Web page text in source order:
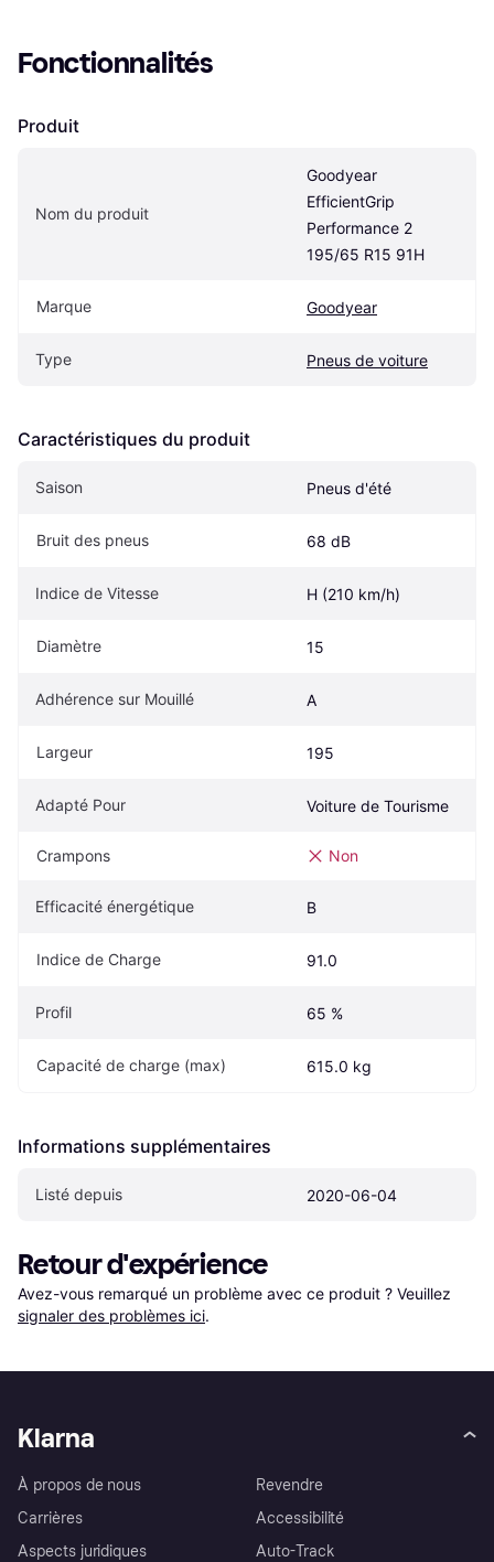
Fonctionnalités
Produit
Nom du produit
Goodyear
EfficientGrip
Performance 2
195/65 R15 91H
Marque Goodyear
Type Pneus de voiture
Caractéristiques du produit
Saison Pneus d'été
Bruit des pneus 68 dB
Indice de Vitesse H (210 km/h)
Diamètre 15
Adhérence sur Mouillé A
Largeur 195
Adapté Pour Voiture de Tourisme
Crampons Non
Efficacité énergétique B
Indice de Charge 91.0
Profil 65 %
Capacité de charge (max) 615.0 kg
Informations supplémentaires
Listé depuis 2020-06-04
Retour d'expérience
Avez-vous remarqué un problème avec ce produit ? Veuillez
signaler des problèmes ici.
Klarna
À propos de nous
Carrières
Aspects juridiques
Revendre
Accessibilité
Auto-Track